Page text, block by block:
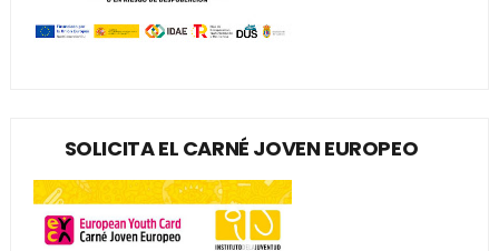
SOLICITA EL CARNÉ JOVEN EUROPEO